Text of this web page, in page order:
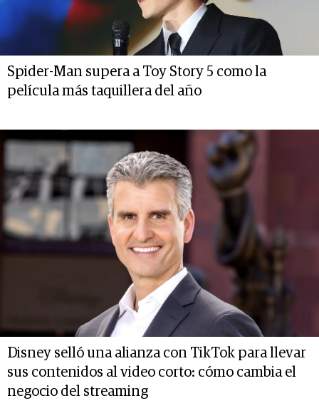
Spider-Man supera a Toy Story 5 como la
película más taquillera del año
Disney selló una alianza con TikTok para llevar
sus contenidos al video corto: cómo cambia el
negocio del streaming